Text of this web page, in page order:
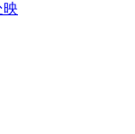
映